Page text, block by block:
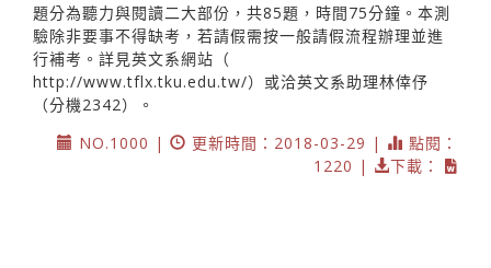
題分為聽力與閱讀二大部份，共85題，時間75分鐘。本測
驗除非要事不得缺考，若請假需按一般請假流程辦理並進
行補考。詳見英文系網站（
http://www.tflx.tku.edu.tw/）或洽英文系助理林倖伃
（分機2342）。
NO.1000 |
更新時間：2018-03-29 |
點閱：
1220 |
下載：